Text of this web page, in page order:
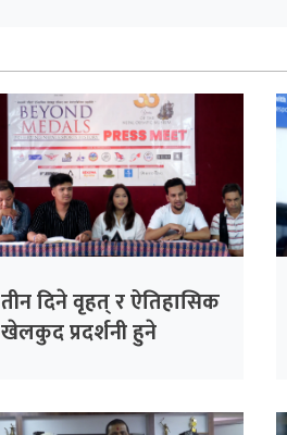
तीन दिने वृहत् र ऐतिहासिक
खेलकुद प्रदर्शनी हुने